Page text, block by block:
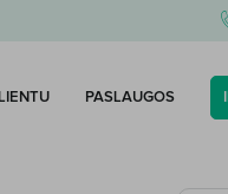
PASLAUGOS